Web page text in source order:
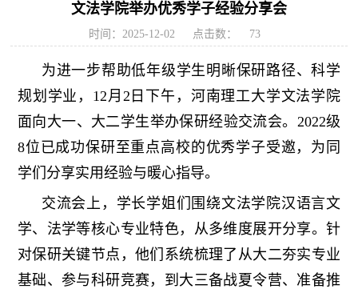
文法学院举办优秀学子经验分享会
时间：2025-12-02 点击数： 73
为进一步帮助低年级学生明晰保研路径、科学
规划学业，12月2日下午，河南理工大学文法学院
面向大一、大二学生举办保研经验交流会。2022级
8位已成功保研至重点高校的优秀学子受邀，为同
学们分享实用经验与暖心指导。
交流会上，学长学姐们围绕文法学院汉语言文
学、法学等核心专业特色，从多维度展开分享。针
对保研关键节点，他们系统梳理了从大二夯实专业
基础、参与科研竞赛，到大三备战夏令营、准备推